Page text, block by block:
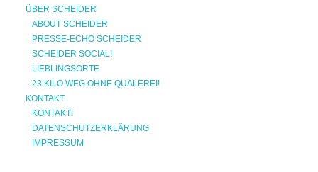
ÜBER SCHEIDER
ABOUT SCHEIDER
PRESSE-ECHO SCHEIDER
SCHEIDER SOCIAL!
LIEBLINGSORTE
23 KILO WEG OHNE QUÄLEREI!
KONTAKT
KONTAKT!
DATENSCHUTZERKLÄRUNG
IMPRESSUM